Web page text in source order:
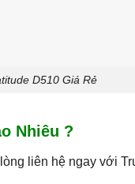
D510 Giá Rẻ
Nhiêu ?
liên hệ ngay với